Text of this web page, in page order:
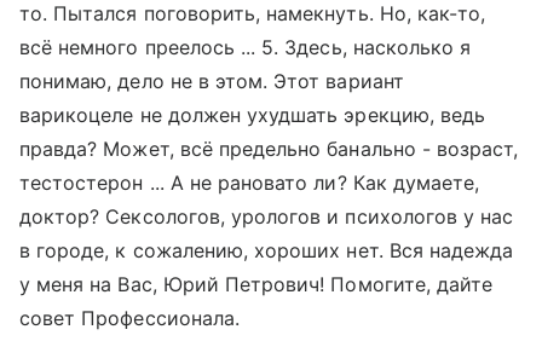
то. Пытался поговорить, намекнуть. Но, как-то,
всё немного преелось ... 5. Здесь, насколько я
понимаю, дело не в этом. Этот вариант
варикоцеле не должен ухудшать эрекцию, ведь
правда? Может, всё предельно банально - возраст,
тестостерон ... А не рановато ли? Как думаете,
доктор? Сексологов, урологов и психологов у нас
в городе, к сожалению, хороших нет. Вся надежда
у меня на Вас, Юрий Петрович! Помогите, дайте
совет Профессионала.